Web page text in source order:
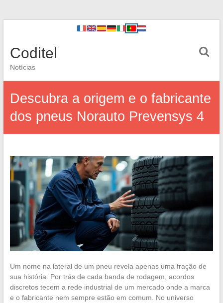
Coditel
Notícias
Descubra a origem e o fabricante
dos pneus Norauto Prevensys 4
Um nome na lateral de um pneu revela apenas uma fração de
sua história. Por trás de cada banda de rodagem, acordos
discretos tecem a rede industrial de um mercado onde a marca
e o fabricante nem sempre estão em comum. No universo